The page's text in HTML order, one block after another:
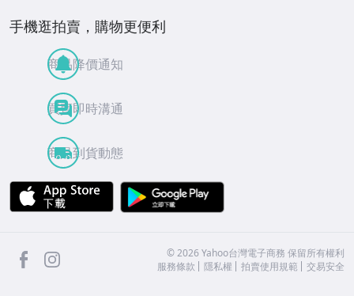
手機逛拍賣，購物更便利
商品降價通知
買賣即時溝通
商品到貨動態
APP Store
facebook ©2026 Yahoo台灣電子商務 保留所有權利
服務條款
隱私權 拍賣使用規範 交易安全